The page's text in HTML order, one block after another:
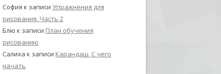
София к записи Упражнения для
рисования. Часть 2
Блю к записи План обучения
рисованию
Салиха к записи Карандаш. С чего
начать